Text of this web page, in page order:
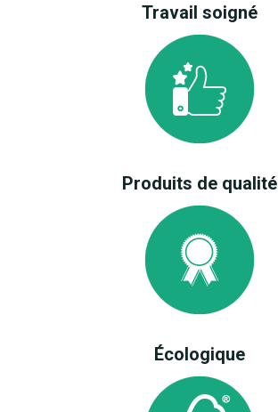
Travail soigné
Produits de qualité
Écologique